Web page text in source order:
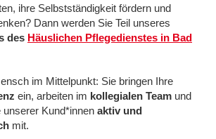
ihre Selbstständigkeit fördern und
Dann werden Sie Teil unseres
des Häuslichen Pflegedienstes in Bad
im Mittelpunkt: Sie bringen Ihre
ein, arbeiten im kollegialen Team und
unserer Kund*innen aktiv und
mit.